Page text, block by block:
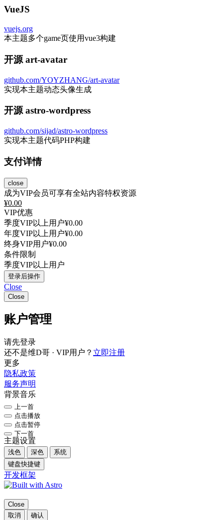
VueJS
vuejs.org
本主题多个game页使用vue3构建
开源 art-avatar
github.com/YOYZHANG/art-avatar
实现本主题动态头像生成
开源 astro-wordpress
github.com/sijad/astro-wordpress
实现本主题代码PHP构建
支付详情
close
成为VIP会员可享有全站内容特权资源
¥0.00
VIP优惠
季度VIP以上用户¥0.00
年度VIP以上用户¥0.00
终身VIP用户¥0.00
条件限制
季度VIP以上用户
登录后操作
Close
Close
账户管理
请先登录
还不是维D哥 · VIP用户？ 立即注册
更多
隐私政策
服务声明
背景音乐
上一首
点击播放
点击暂停
下一首
主题设置
浅色 深色
系统
键盘快捷键
开发框架
Close
取消
确认